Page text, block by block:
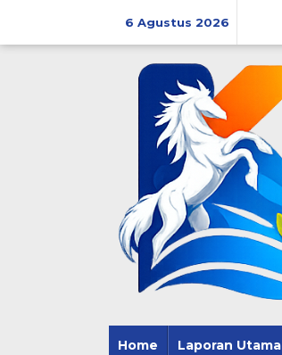
6 Agustus 2026
Home Laporan Utama